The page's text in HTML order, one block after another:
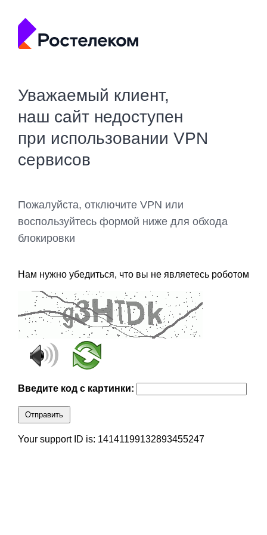
Уважаемый клиент,
наш сайт недоступен
при использовании VPN
сервисов
Пожалуйста, отключите VPN или
воспользуйтесь формой ниже для обхода
блокировки
Нам нужно убедиться, что вы не являетесь роботом
Введите код с картинки:
Отправить
Your support ID is: 14141199132893455247